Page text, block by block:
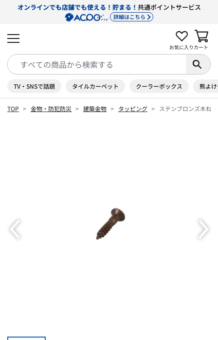
オンラインでも店舗でも使える！貯まる！ 共通ポイントサービス
詳細はこちら
お気に入り カート
TV・SNSで話題 タイルカーペット クーラーボックス 熊よ
TOP 金物・防犯防災 建築金物 タッピング ステンブロンズ木ね